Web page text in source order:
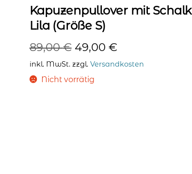
Kapuzenpullover mit
Lila (Größe S)
89,00€ Ursprünglicher
Preis
war:
49,00 €Aktueller
Preis
inkl. MwSt. zzgl. Versandkosten
Nicht vorrätig